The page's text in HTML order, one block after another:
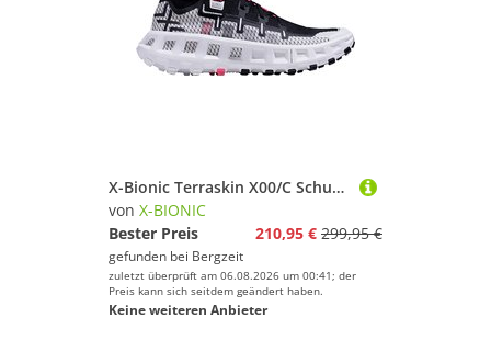
X-Bionic Terraskin X00/C Schuhe
von X-BIONIC
Bester Preis
210,95 € 299,95 €
gefunden bei Bergzeit
zuletzt überprüft am 06.08.2026 um 00:41; der
Preis kann sich seitdem geändert haben.
Keine weiteren Anbieter